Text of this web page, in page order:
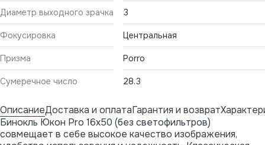
Диаметр выходного зрачка 3
Фокусировка Центральная
Призма Porro
Сумеречное число 28.3
ОписаниеДоставка и оплатаГарантия и возврат
Бинокль Юкон Pro 16x50 (без светофильтров)
совмещает в себе высокое качество изображения,